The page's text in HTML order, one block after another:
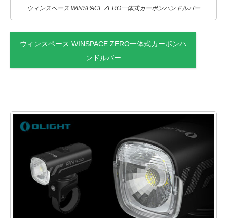
ウィンスペース WINSPACE ZERO一体式カーボンハンドルバー
ウィンスペース WINSPACE ZERO一体式カーボンハ
ンドルバー